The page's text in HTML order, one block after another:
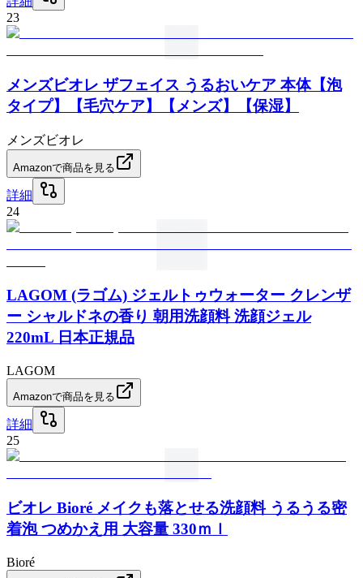
23
メンズビオレ ザフェイス うるおいケア 本体【泡
タイプ】【毛穴ケア】【メンズ】【保湿】
メンズビオレ
Amazonで商品を見る
詳細
24
LAGOM (ラゴム) ジェルトゥウォーター クレンザ
ー シャルドネの香り 朝用洗顔料 洗顔ジェル
220mL 日本正規品
LAGOM
Amazonで商品を見る
詳細
25
ビオレ Bioré メイクも落とせる洗顔料 うるうる密
着泡 つめかえ用 大容量 330ｍｌ
Bioré